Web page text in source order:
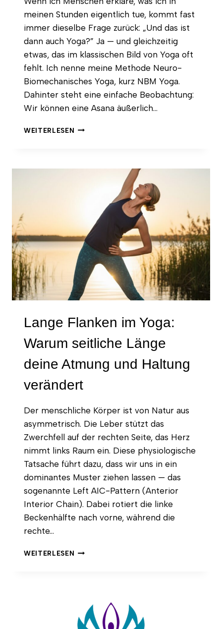
meinen Stunden eigentlich tue, kommt fast
immer dieselbe Frage zurück: „Und das ist
dann auch Yoga?” Ja — und gleichzeitig
etwas, das im klassischen Bild von Yoga oft
fehlt. Ich nenne meine Methode Neuro-
Biomechanisches Yoga, kurz NBM Yoga.
Dahinter steht eine einfache Beobachtung:
Wir können eine Asana äußerlich…
WEITERLESEN WAS
YOGA
METHODE,
SÄULEN
FÜR
WEN
SIE
PASST
Lange Flanken im Yoga:
Warum seitliche Länge
deine Atmung und Haltung
verändert
Der menschliche Körper ist von Natur aus
asymmetrisch. Die Leber stützt das
Zwerchfell auf der rechten Seite, das Herz
nimmt links Raum ein. Diese physiologische
Tatsache führt dazu, dass wir uns in ein
dominantes Muster ziehen lassen — das
sogenannte Left AIC-Pattern (Anterior
Interior Chain). Dabei rotiert die linke
Beckenhälfte nach vorne, während die
rechte…
WEITERLESEN LANGE
SEITLICHE
LÄNGE
DEINE